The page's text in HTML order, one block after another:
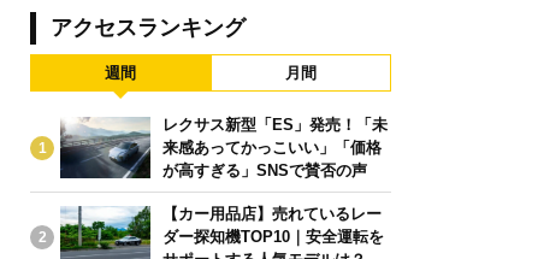
アクセスランキング
週間 月間
1
レクサス新型「ES」発売！「未
来感あってかっこいい」「価格
が高すぎる」SNSで賛否の声
2
【カー用品店】売れているレー
ダー探知機TOP10｜安全運転を